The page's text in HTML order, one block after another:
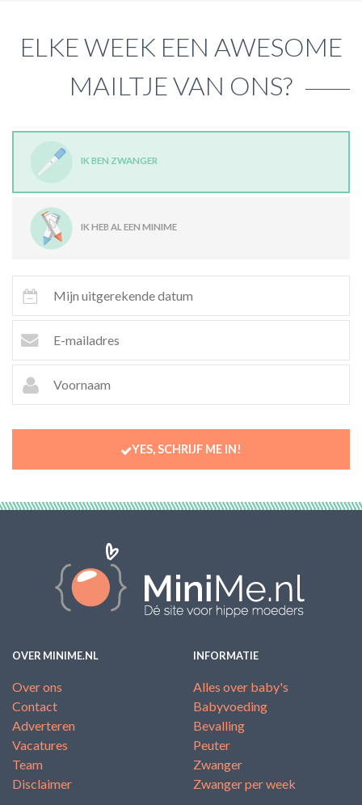
ELKE WEEK EEN AWESOME
MAILTJE VAN ONS?
IK BEN ZWANGER
IK HEB AL EEN MINIME
YES, SCHRIJF ME IN!
OVER MINIME.NL
Over ons
Contact
Adverteren
Vacatures
Team
Disclaimer
INFORMATIE
Alles over baby's
Babyvoeding
Bevalling
Peuter
Zwanger
Zwanger per week